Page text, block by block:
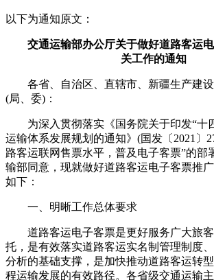
以下为通知原文：
交通运输部办公厅关于做好道路客运电
关工作的通知
各省、自治区、直辖市、新疆生产建设
(局、委)：
为深入贯彻落实《国务院关于印发“十
运输体系发展规划的通知》(国发〔2021〕
路客运联网售票水平，普及电子客票”的部
输部同意，现就做好道路客运电子客票推
如下：
一、明晰工作总体要求
道路客运电子客票是更好服务广大旅客
托，是有效落实道路客运实名制管理制度
分析的基础支撑，是加快推动道路客运转
程运输发展的有效路径。各省级交通运输